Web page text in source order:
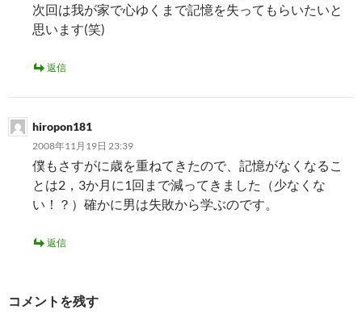
次回は我が家で心ゆくまで記憶を失ってもらいたいと
思います(笑)
返信
hiropon181
2008年11月19日 23:39
僕もさすがに歳を重ねてきたので、記憶がなくなるこ
とは2，3か月に1回まで減ってきました（少なくな
い！？）確かに男は失敗から学ぶのです。
返信
コメントを残す